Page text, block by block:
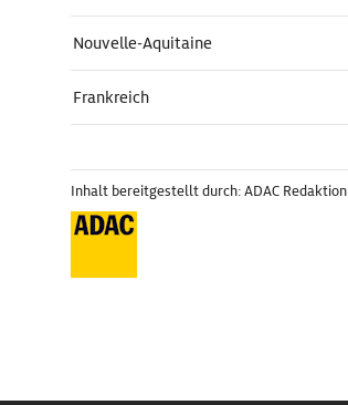
Nouvelle-Aquitaine
Frankreich
Inhalt bereitgestellt durch: ADAC Redaktion